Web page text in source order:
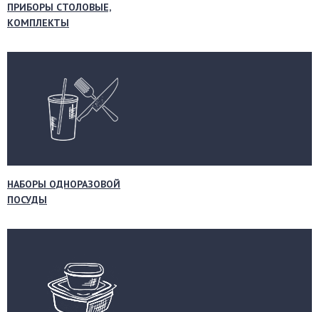
ПРИБОРЫ СТОЛОВЫЕ,
КОМПЛЕКТЫ
НАБОРЫ ОДНОРАЗОВОЙ
ПОСУДЫ